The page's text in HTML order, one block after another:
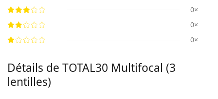
0×
0×
0×
Détails de TOTAL30 Multifocal (3
lentilles)